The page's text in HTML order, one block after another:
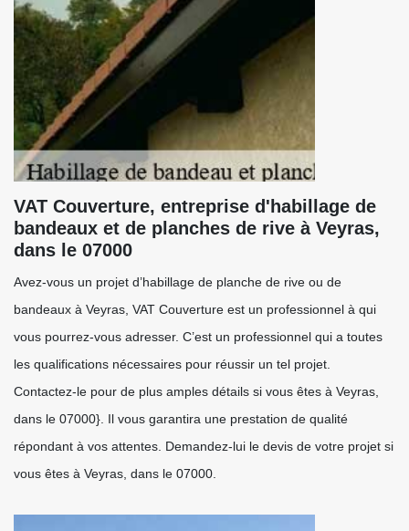
VAT Couverture, entreprise d'habillage de
bandeaux et de planches de rive à Veyras,
dans le 07000
Avez-vous un projet d’habillage de planche de rive ou de
bandeaux à Veyras, VAT Couverture est un professionnel à qui
vous pourrez-vous adresser. C’est un professionnel qui a toutes
les qualifications nécessaires pour réussir un tel projet.
Contactez-le pour de plus amples détails si vous êtes à Veyras,
dans le 07000}. Il vous garantira une prestation de qualité
répondant à vos attentes. Demandez-lui le devis de votre projet si
vous êtes à Veyras, dans le 07000.